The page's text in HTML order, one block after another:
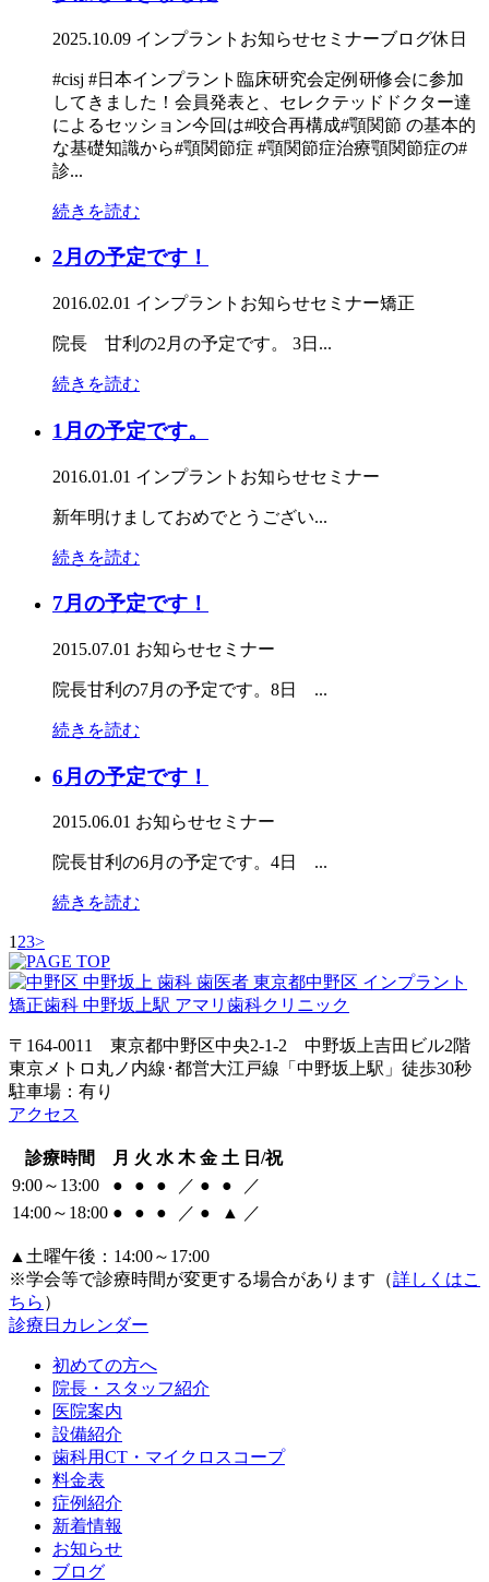
2025.10.09 インプラント お知らせセミナーブログ休日
#cisj #日本インプラント臨床研究会定例研修会に参加
してきました！会員発表と、セレクテッドドクター達
によるセッション今回は#咬合再構成#顎関節 の基本的
な基礎知識から#顎関節症 #顎関節症治療顎関節症の#
診...
続きを読む
2月の予定です！
2016.02.01 インプラント お知らせセミナー矯正
院長 甘利の2月の予定です。 3日...
続きを読む
1月の予定です。
2016.01.01 インプラント お知らせセミナー
新年明けましておめでとうござい...
続きを読む
7月の予定です！
2015.07.01 お知らせセミナー
院長甘利の7月の予定です。8日 ...
続きを読む
6月の予定です！
2015.06.01 お知らせセミナー
院長甘利の6月の予定です。4日 ...
続きを読む
123>
〒164-0011 東京都中野区中央2-1-2 中野坂上吉田ビル2階
東京メトロ丸ノ内線･都営大江戸線「中野坂上駅」徒歩30秒
駐車場：有り
アクセス
診療時間 月 火 水 木 金 土 日/祝
9:00～13:00
● ● ● ／ ● ●
／
14:00～18:00 ● ● ● ／ ● ▲ ／
▲土曜午後：14:00～17:00
※学会等で診療時間が変更する場合があります（詳しくはこ
ちら ）
診療日カレンダー
初めての方へ
院長・スタッフ紹介
医院案内
設備紹介
歯科用CT・マイクロスコープ
料金表
症例紹介
新着情報
お知らせ
ブログ